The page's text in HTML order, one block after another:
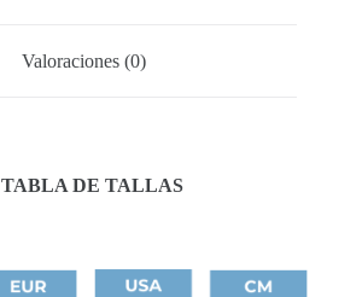
Valoraciones (0)
TABLA DE TALLAS